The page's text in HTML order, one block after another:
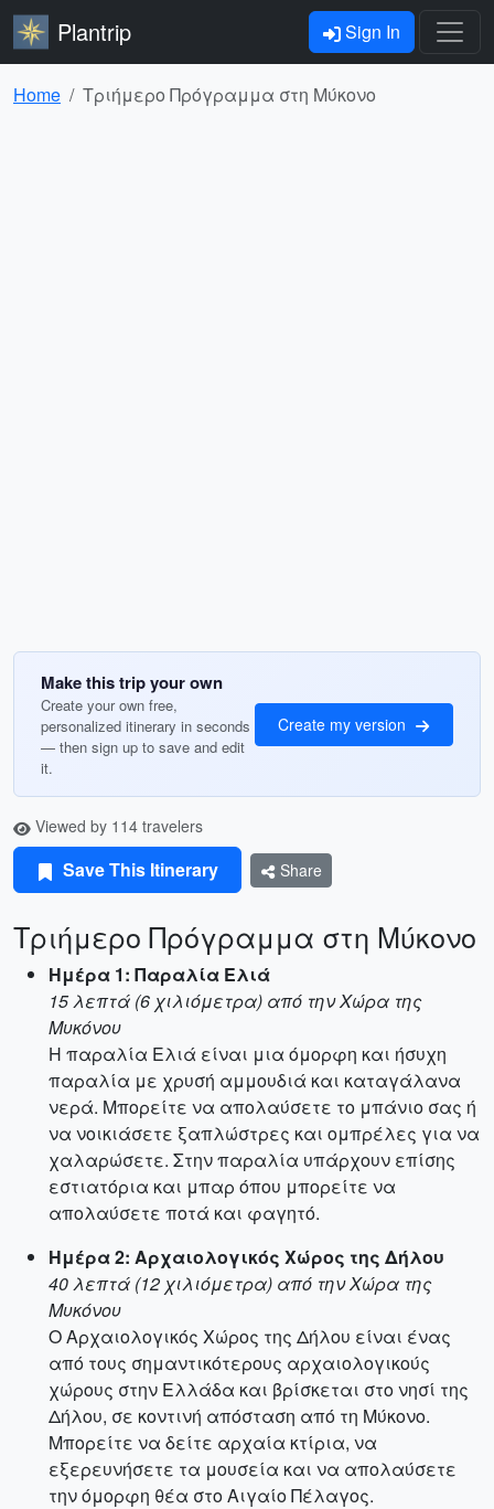
Plantrip Sign In
Home Τριήμερο Πρόγραμμα στη Μύκονο
Make this trip your own
Create your own free,
personalized itinerary in seconds
— then sign up to save and edit
it.
Create my version
Viewed by 114 travelers
Save This Itinerary Share
Τριήμερο Πρόγραμμα στη Μύκονο
Ημέρα 1: Παραλία Ελιά
15 λεπτά (6 χιλιόμετρα) από την Χώρα της
Μυκόνου
Η παραλία Ελιά είναι μια όμορφη και ήσυχη
παραλία με χρυσή αμμουδιά και καταγάλανα
νερά. Μπορείτε να απολαύσετε το μπάνιο σας ή
να νοικιάσετε ξαπλώστρες και ομπρέλες για να
χαλαρώσετε. Στην παραλία υπάρχουν επίσης
εστιατόρια και μπαρ όπου μπορείτε να
απολαύσετε ποτά και φαγητό.
Ημέρα 2: Αρχαιολογικός Χώρος της Δήλου
40 λεπτά (12 χιλιόμετρα) από την Χώρα της
Μυκόνου
Ο Αρχαιολογικός Χώρος της Δήλου είναι ένας
από τους σημαντικότερους αρχαιολογικούς
χώρους στην Ελλάδα και βρίσκεται στο νησί της
Δήλου, σε κοντινή απόσταση από τη Μύκονο.
Μπορείτε να δείτε αρχαία κτίρια, να
εξερευνήσετε τα μουσεία και να απολαύσετε
την όμορφη θέα στο Αιγαίο Πέλαγος.